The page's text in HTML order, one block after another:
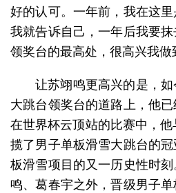
好的认可。一年前，我在这
我就告诉自己，一年后我要
领奖台的最高处，很高兴我做
让苏翊鸣更高兴的是，
大跳台领奖台的道路上，他已
在世界杯云顶站的比赛中，
揽了男子单板滑雪大跳台的
板滑雪项目的又一历史性时
鸣、葛春宇之外，晋级男子